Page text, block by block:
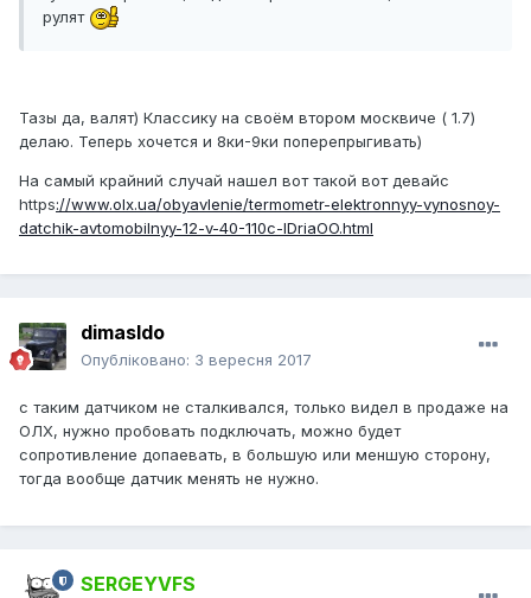
рулят
Тазы да, валят) Классику на своём втором москвиче ( 1.7)
делаю. Теперь хочется и 8ки-9ки поперепрыгивать)
На самый крайний случай нашел вот такой вот девайс
https://www.olx.ua/obyavlenie/termometr-elektronnyy-vynosnoy-
datchik-avtomobilnyy-12-v-40-110c-IDriaOO.html
dimasldo
Опубліковано: 3 вересня 2017
с таким датчиком не сталкивался, только видел в продаже на
ОЛХ, нужно пробовать подключать, можно будет
сопротивление допаевать, в большую или меншую сторону,
тогда вообще датчик менять не нужно.
SERGEYVFS